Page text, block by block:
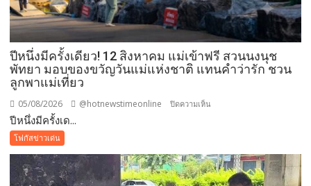
เสริม
ความ
รู้
เยาวชน
จัดการ
ปีหนึ่งมีครั้งเดียว! 12 สิงหาคม แม่เข้าฟรี สวนนงนุช
พัทยา มอบของขวัญวันแม่แห่งชาติ แทนคำว่ารัก ชวน
ลูกพาแม่เที่ยว
05/08/2026 @hotnewstimeonline ปิดความเห็น
ครั้ง
เดียว!
ปีหนึ่งมีครั้งเด...
โฟกัสข่าวเด่น